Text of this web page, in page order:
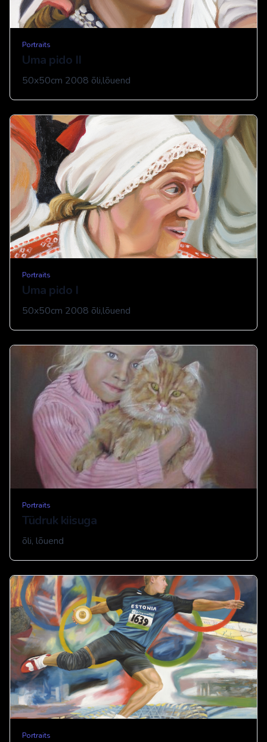
Portraits
Uma pido II
50x50cm 2008 õli,lõuend
Portraits
Uma pido I
50x50cm 2008 õli,lõuend
Portraits
Tüdruk kiisuga
õli, lõuend
Portraits